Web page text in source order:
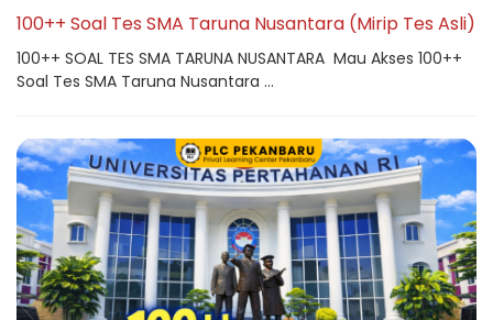
100++ Soal Tes SMA Taruna Nusantara (Mirip Tes Asli)
100++ SOAL TES SMA TARUNA NUSANTARA Mau Akses 100++
Soal Tes SMA Taruna Nusantara ...